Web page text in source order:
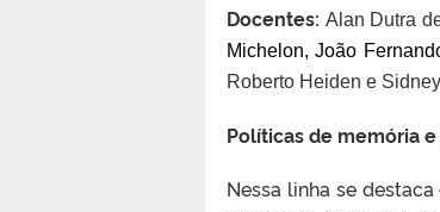
Docentes: Alan Dutra
Michelon,João
Roberto Heiden e
Políticas de memória
Nessa linha se